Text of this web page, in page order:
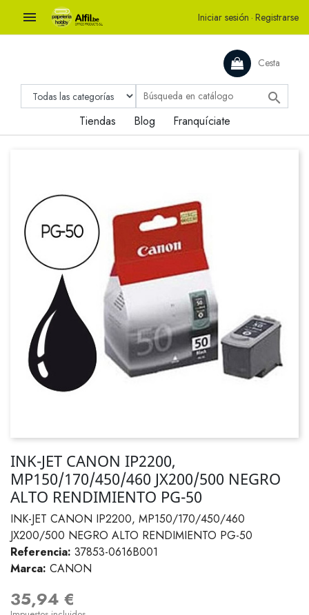
 Iniciar sesión · Registrarse
Cesta

Tiendas Blog Franquíciate
INK-JET CANON IP2200,
MP150/170/450/460 JX200/500 NEGRO
ALTO RENDIMIENTO PG-50
INK-JET CANON IP2200, MP150/170/450/460
JX200/500 NEGRO ALTO RENDIMIENTO PG-50
Referencia: 37853-0616B001
Marca: CANON
35,94 €